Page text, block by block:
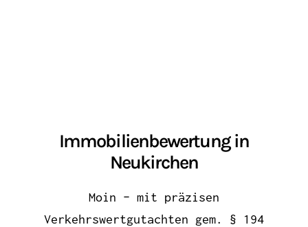
Immobilienbewertung in
Neukirchen
Moin – mit präzisen
Verkehrswertgutachten gem. § 194